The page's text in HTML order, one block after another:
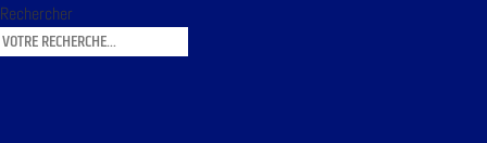
Rechercher